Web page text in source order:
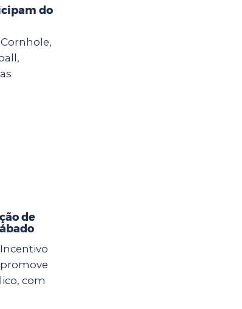
do
de
Incentivo
promove
com